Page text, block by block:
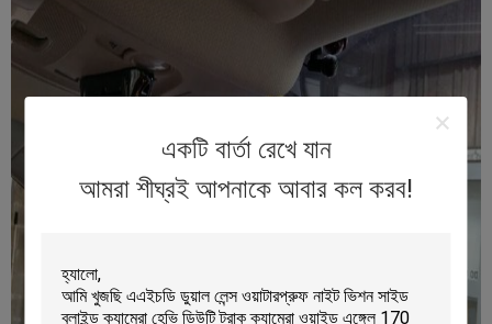
একটি বার্তা রেখে যান
আমরা শীঘ্রই আপনাকে আবার কল করব!